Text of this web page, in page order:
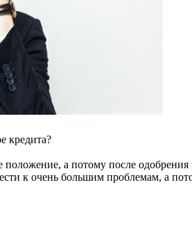
кредита?
а потому после одобрения
к очень большим проблемам, а